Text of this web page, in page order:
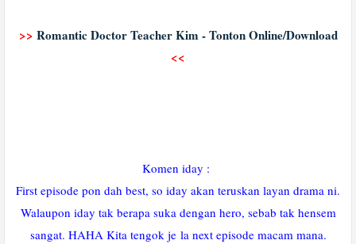
>> Romantic Doctor Teacher Kim - Tonton Online/Download
<<
Komen iday :
First episode pon dah best, so iday akan teruskan layan drama ni.
Walaupon iday tak berapa suka dengan hero, sebab tak hensem
sangat. HAHA Kita tengok je la next episode macam mana.